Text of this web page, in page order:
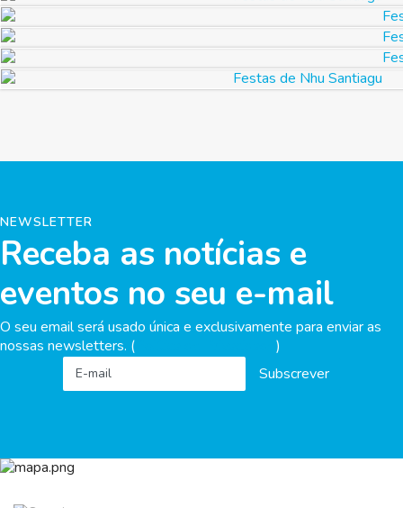
NEWSLETTER
Receba as notícias e
eventos no seu e-mail
O seu email será usado única e exclusivamente para enviar as
nossas newsletters. (
)